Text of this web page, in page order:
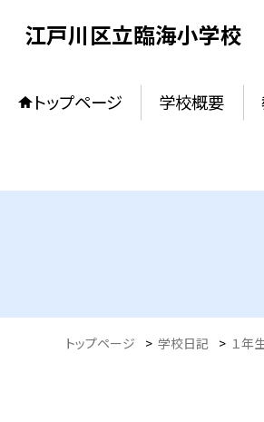
江戸川区立臨海小学校
トップページ 学校概要
トップページ > 学校日記 > １年